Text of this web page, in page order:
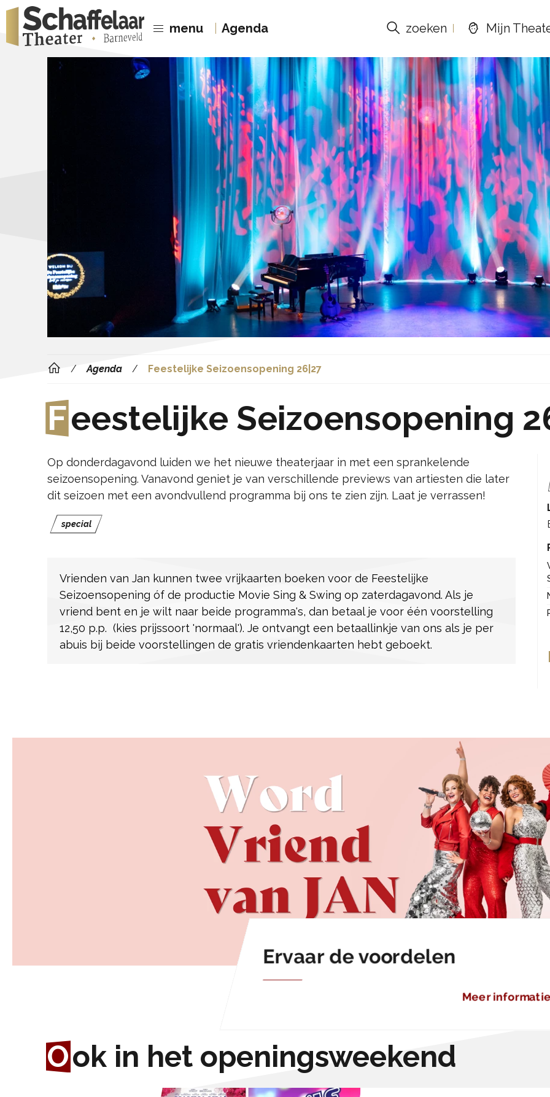
menu Agenda zoeken Mijn
Agenda Feestelijke Seizoensopening 26|27
Feestelijke Seizoensopening
Op donderdagavond luiden we het nieuwe theaterjaar in met een sprankelende
seizoensopening. Vanavond geniet je van verschillende previews van artiesten die later
dit seizoen met een avondvullend programma bij ons te zien zijn. Laat je verrassen!
special
Vrienden van Jan kunnen twee vrijkaarten boeken voor de Feestelijke
Seizoensopening óf de productie Movie Sing & Swing op zaterdagavond. Als je
vriend bent en je wilt naar beide programma's, dan betaal je voor één voorstelling
12,50 p.p. (kies prijssoort 'normaal'). Je ontvangt een betaallinkje van ons als je per
abuis bij beide voorstellingen de gratis vriendenkaarten hebt geboekt.
Ervaar de voordelen
Meer
Ook in het openingsweekend